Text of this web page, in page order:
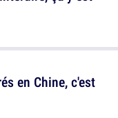
en Chine, c'est